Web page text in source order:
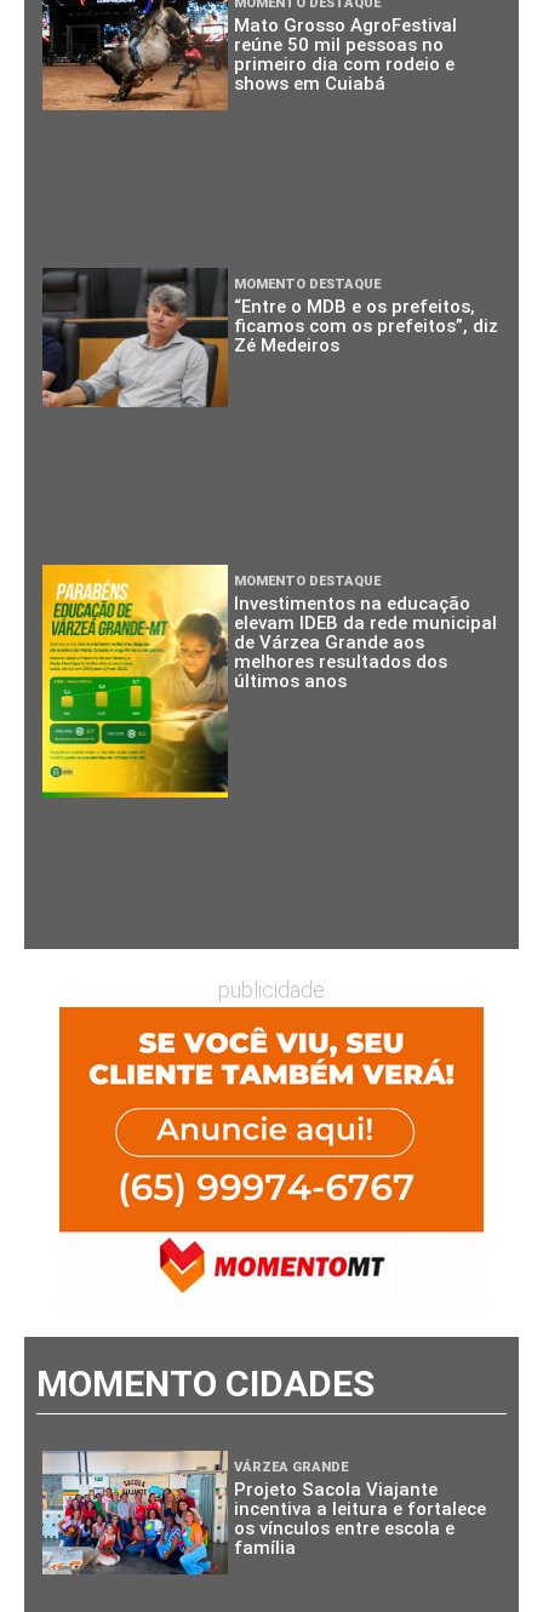
MOMENTO DESTAQUE
Mato Grosso AgroFestival
reúne 50 mil pessoas no
primeiro dia com rodeio e
shows em Cuiabá
MOMENTO DESTAQUE
“Entre o MDB e os prefeitos,
ficamos com os prefeitos”, diz
Zé Medeiros
MOMENTO DESTAQUE
Investimentos na educação
elevam IDEB da rede municipal
de Várzea Grande aos
melhores resultados dos
últimos anos
publicidade
MOMENTO CIDADES
VÁRZEA GRANDE
Projeto Sacola Viajante
incentiva a leitura e fortalece
os vínculos entre escola e
família